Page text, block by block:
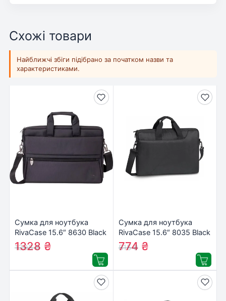
Схожі товари
Найближчі збіги підібрано за початком назви та
характеристиками.
Сумка для ноутбука
RivaCase 15.6″ 8630 Black
(8630Black)
1398₴
1328 ₴
Сумка для ноутбука
RivaCase 15.6″ 8035 Black
(8035Black)
815₴
774 ₴